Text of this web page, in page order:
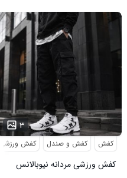
۳ ...
کفش کفش و صندل کفش ورزشی
کفش ورزشی مردانه نیوبالانس